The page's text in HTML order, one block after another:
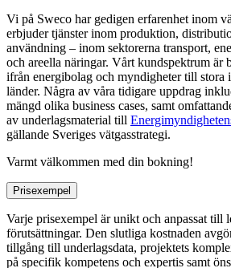
Vi på Sweco har gedigen erfarenhet inom
erbjuder tjänster inom produktion,
användning – inom sektorerna transport,
och areella näringar. Vårt kundspektrum är
ifrån energibolag och myndigheter till stora
länder. Några av våra tidigare uppdrag
mängd olika business cases, samt
av underlagsmaterial till
gällande Sveriges vätgasstrategi.
Varmt välkommen med din bokning!
Prisexempel
Varje prisexempel är unikt och anpassat till
förutsättningar. Den slutliga kostnaden
tillgång till underlagsdata, projektets
på specifik kompetens och expertis samt